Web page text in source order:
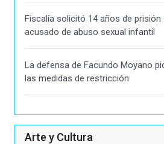
Fiscalía solicitó 14 años de prisión
acusado de abuso sexual infantil
La defensa de Facundo Moyano
las medidas de restricción
Arte y Cultura